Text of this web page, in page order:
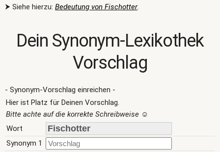
⮞ Siehe hierzu: Bedeutung von Fischotter.
Dein Synonym-Lexikothek
Vorschlag
- Synonym-Vorschlag einreichen -
Hier ist Platz für Deinen Vorschlag.
Bitte achte auf die korrekte Schreibweise ☺
Wort
Synonym 1